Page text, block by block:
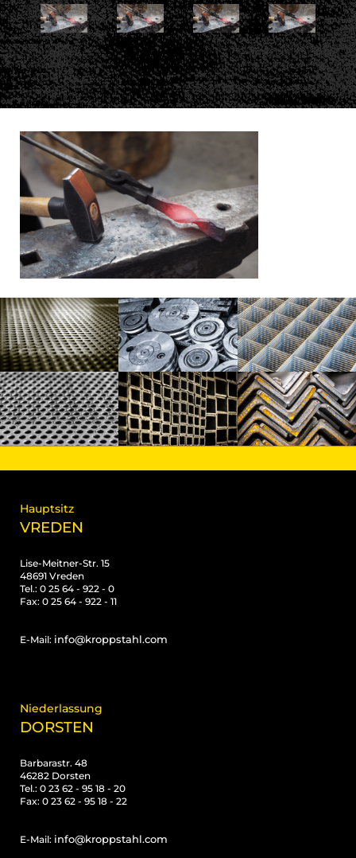
19 Januar 2018
kroppstahl
No comments
Hauptsitz
VREDEN
Lise-Meitner-Str. 15
48691 Vreden
Tel.: 0 25 64 - 922 - 0
Fax: 0 25 64 - 922 - 11
E-Mail: info@kroppstahl.com
Niederlassung
DORSTEN
Barbarastr. 48
46282 Dorsten
Tel.: 0 23 62 - 95 18 - 20
Fax: 0 23 62 - 95 18 - 22
E-Mail: info@kroppstahl.com